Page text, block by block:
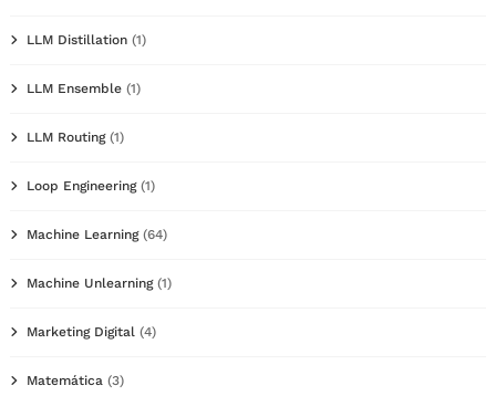
LLM Distillation (1)
LLM Ensemble (1)
LLM Routing(1)
Loop Engineering(1)
Machine Learning(64)
Machine Unlearning(1)
Marketing Digital (4)
Matemática (3)